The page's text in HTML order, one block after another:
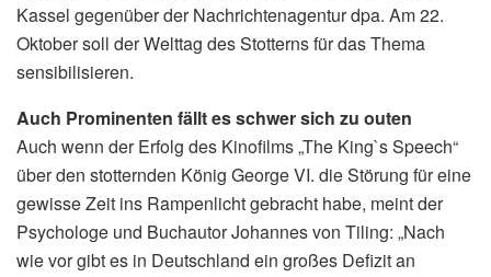
Kassel gegenüber der Nachrichtenagentur dpa. Am 22.
Oktober soll der Welttag des Stotterns für das Thema
sensibilisieren.
Auch Prominenten fällt es schwer sich zu outen
Auch wenn der Erfolg des Kinofilms „The King`s Speech“
über den stotternden König George VI. die Störung für eine
gewisse Zeit ins Rampenlicht gebracht habe, meint der
Psychologe und Buchautor Johannes von Tiling: „Nach
wie vor gibt es in Deutschland ein großes Defizit an